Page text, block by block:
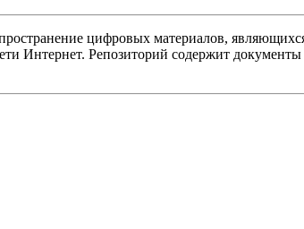
цифровых материалов,
Интернет. Репозиторий содержит